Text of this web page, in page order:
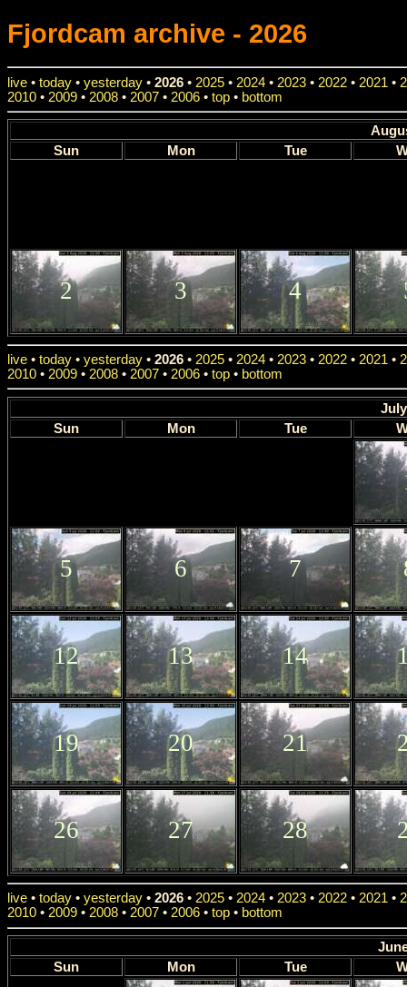
Fjordcam archive - 2026
live • today • yesterday • 2026 • 2025 • 2024 • 2023 • 2022 • 2021 •
2010 • 2009 • 2008 • 2007 • 2006 • top • bottom
Sun
Mon Tue
2 3 4
live • today • yesterday • 2026 • 2025 • 2024 • 2023 • 2022 • 2021 •
2010 • 2009 • 2008 • 2007 • 2006 • top • bottom
Sun
Mon Tue
5 6 7
12 13 14
19 20 21
26 27 28
live • today • yesterday • 2026 • 2025 • 2024 • 2023 • 2022 • 2021 •
2010 • 2009 • 2008 • 2007 • 2006 • top • bottom
Sun
Mon Tue